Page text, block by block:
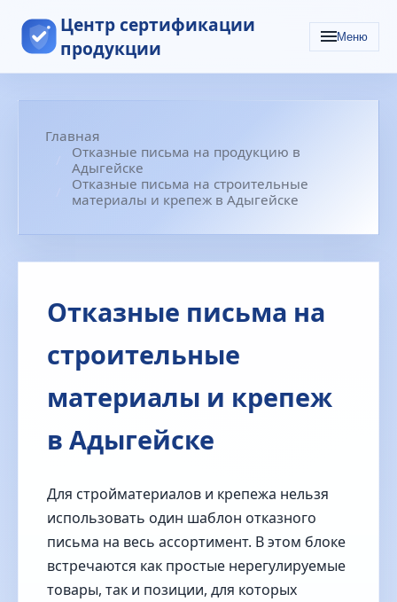
Центр сертификации
продукции
Меню
Главная
Отказные письма на продукцию в
Адыгейске
Отказные письма на строительные
материалы и крепеж в Адыгейске
Отказные письма на
строительные
материалы и крепеж
в Адыгейске
Для стройматериалов и крепежа нельзя
использовать один шаблон отказного
письма на весь ассортимент. В этом блоке
встречаются как простые нерегулируемые
товары, так и позиции, для которых